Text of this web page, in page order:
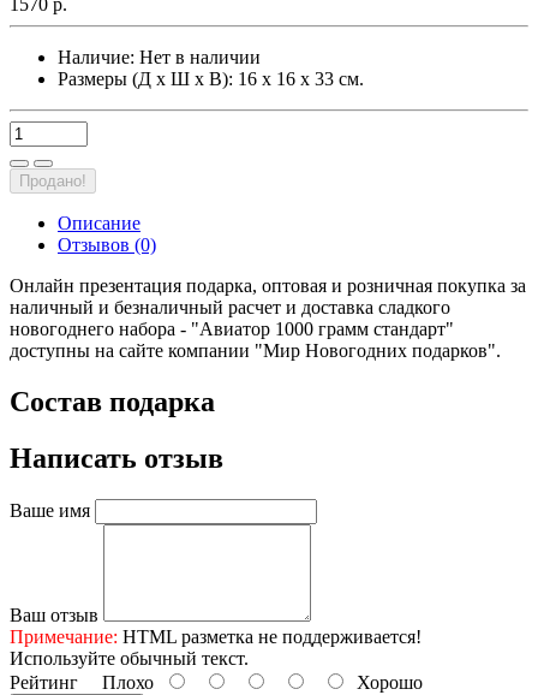
1570 р.
Наличие: Нет в наличии
Размеры (Д х Ш х В): 16 х 16 х 33 см.
Продано!
Описание
Отзывов (0)
Онлайн презентация подарка, оптовая и розничная покупка за
наличный и безналичный расчет и доставка сладкого
новогоднего набора - "Авиатор 1000 грамм стандарт"
доступны на сайте компании "Мир Новогодних подарков".
Состав подарка
Написать отзыв
Ваше имя
Ваш отзыв
Примечание: HTML разметка не поддерживается!
Используйте обычный текст.
Рейтинг Плохо Хорошо